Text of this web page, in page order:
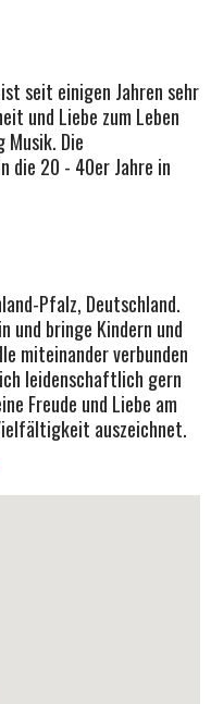
seit einigen Jahren sehr
und Liebe zum Leben
Musik. Die
die 20 - 40er Jahre in
Pfalz, Deutschland.
und bringe Kindern und
miteinander verbunden
leidenschaftlich gern
Freude und Liebe am
auszeichnet.